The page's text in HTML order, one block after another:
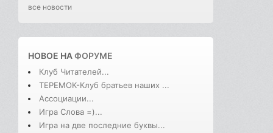
все новости
НОВОЕ НАФОРУМЕ
Клуб Читателей...
ТЕРЕМОК-Клуб братьев наших ...
Ассоциации...
Игра Слова =)...
Игра на две последние буквы...